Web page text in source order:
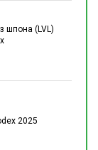
шпона (LVL)
2025